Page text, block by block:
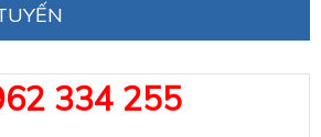
334 255